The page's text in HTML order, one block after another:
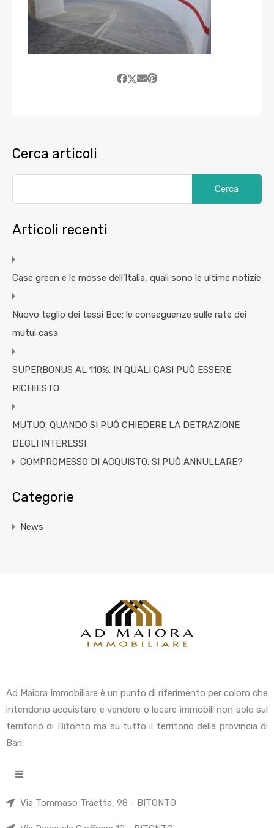
Cerca articoli
Articoli recenti
Case green e le mosse dell’Italia, quali sono le ultime notizie
Nuovo taglio dei tassi Bce: le conseguenze sulle rate dei
mutui casa
SUPERBONUS AL 110%: IN QUALI CASI PUÒ ESSERE
RICHIESTO
MUTUO: QUANDO SI PUÒ CHIEDERE LA DETRAZIONE
DEGLI INTERESSI
COMPROMESSO DI ACQUISTO: SI PUÒ ANNULLARE?
Categorie
News
Ad Maiora Immobiliare è un punto di riferimento per coloro che
intendono acquistare e vendere o locare immobili non solo sul
territorio di Bitonto ma su tutto il territorio della provincia di
Bari.
Via Tommaso Traetta, 98 - BITONTO